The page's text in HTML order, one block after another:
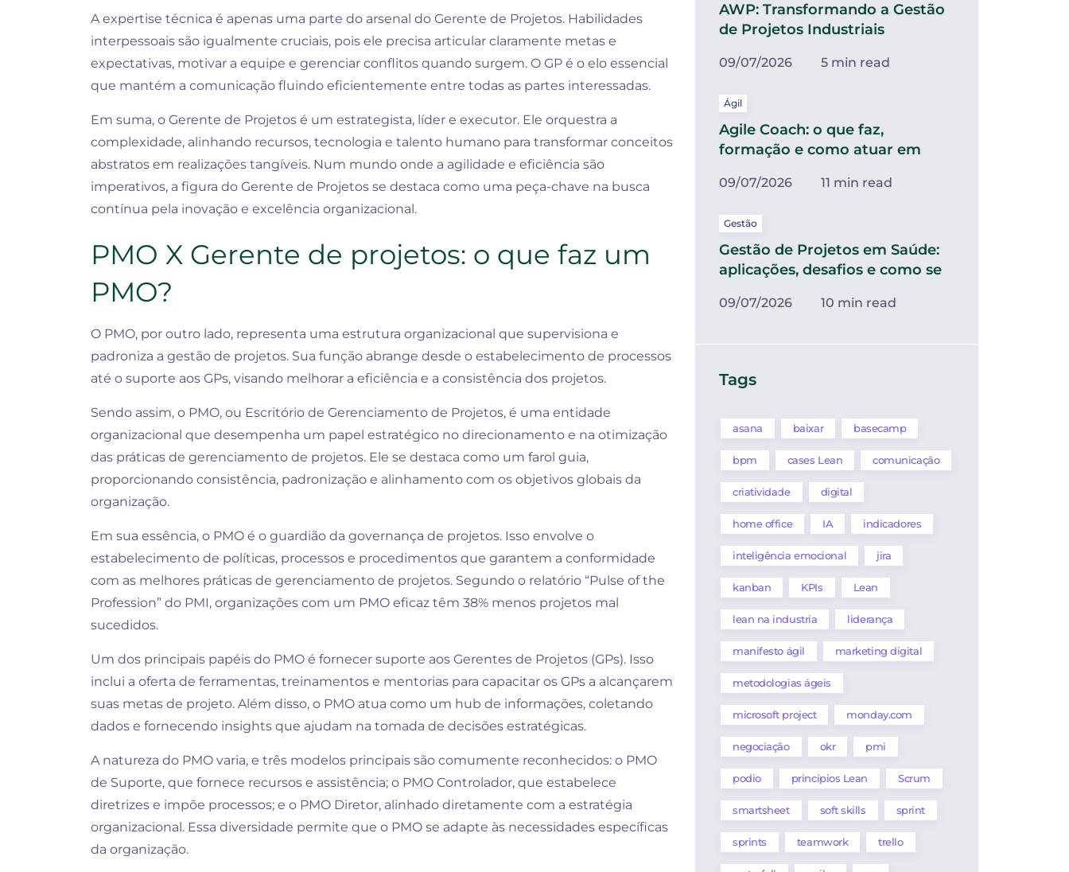
A expertise técnica é apenas uma parte do arsenal do Gerente de Projetos. Habilidades
interpessoais são igualmente cruciais, pois ele precisa articular claramente metas e
expectativas, motivar a equipe e gerenciar conflitos quando surgem. O GP é o elo essencial
que mantém a comunicação fluindo eficientemente entre todas as partes interessadas.
Em suma, o Gerente de Projetos é um estrategista, líder e executor. Ele orquestra a
complexidade, alinhando recursos, tecnologia e talento humano para transformar conceitos
abstratos em realizações tangíveis. Num mundo onde a agilidade e eficiência são
imperativos, a figura do Gerente de Projetos se destaca como uma peça-chave na busca
contínua pela inovação e excelência organizacional.
PMO X Gerente de projetos: o que faz um
PMO?
O PMO, por outro lado, representa uma estrutura organizacional que supervisiona e
padroniza a gestão de projetos. Sua função abrange desde o estabelecimento de processos
até o suporte aos GPs, visando melhorar a eficiência e a consistência dos projetos.
Sendo assim, o PMO, ou Escritório de Gerenciamento de Projetos, é uma entidade
organizacional que desempenha um papel estratégico no direcionamento e na otimização
das práticas de gerenciamento de projetos. Ele se destaca como um farol guia,
proporcionando consistência, padronização e alinhamento com os objetivos globais da
organização.
Em sua essência, o PMO é o guardião da governança de projetos. Isso envolve o
estabelecimento de políticas, processos e procedimentos que garantem a conformidade
com as melhores práticas de gerenciamento de projetos. Segundo o relatório “Pulse of the
Profession” do PMI, organizações com um PMO eficaz têm 38% menos projetos mal
sucedidos.
Um dos principais papéis do PMO é fornecer suporte aos Gerentes de Projetos (GPs). Isso
inclui a oferta de ferramentas, treinamentos e mentorias para capacitar os GPs a alcançarem
suas metas de projeto. Além disso, o PMO atua como um hub de informações, coletando
dados e fornecendo insights que ajudam na tomada de decisões estratégicas.
A natureza do PMO varia, e três modelos principais são comumente reconhecidos: o PMO
de Suporte, que fornece recursos e assistência; o PMO Controlador, que estabelece
diretrizes e impõe processos; e o PMO Diretor, alinhado diretamente com a estratégia
organizacional. Essa diversidade permite que o PMO se adapte às necessidades específicas
da organização.
AWP: Transformando a Gestão
de Projetos Industriais
09/07/2026 5 min read
Ágil
Agile Coach: o que faz,
formação e como atuar em
09/07/2026 11 min read
Gestão
Gestão de Projetos em Saúde:
aplicações, desafios e como se
09/07/2026 10 min read
Tags
asana baixar basecamp
bpm cases Lean comunicação
criatividade digital
home office IA indicadores
inteligência emocional jira
kanban KPIs Lean
lean na industria liderança
manifesto ágil marketing digital
metodologias ágeis
microsoft project monday.com
negociação okr pmi
podio princípios Lean Scrum
smartsheet soft skills sprint
sprints teamwork trello